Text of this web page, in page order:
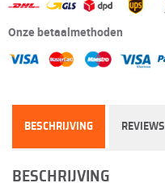
Onze betaalmethoden
BESCHRIJVING REVIEWS
BESCHRIJVING